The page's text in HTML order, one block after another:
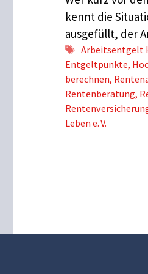
kennt die
ausgefüllt, der
Schlagwörter
Arbeitsentgelt
Entgeltpunkte,
berechnen,
Rentenberatung,
Leben e. V.